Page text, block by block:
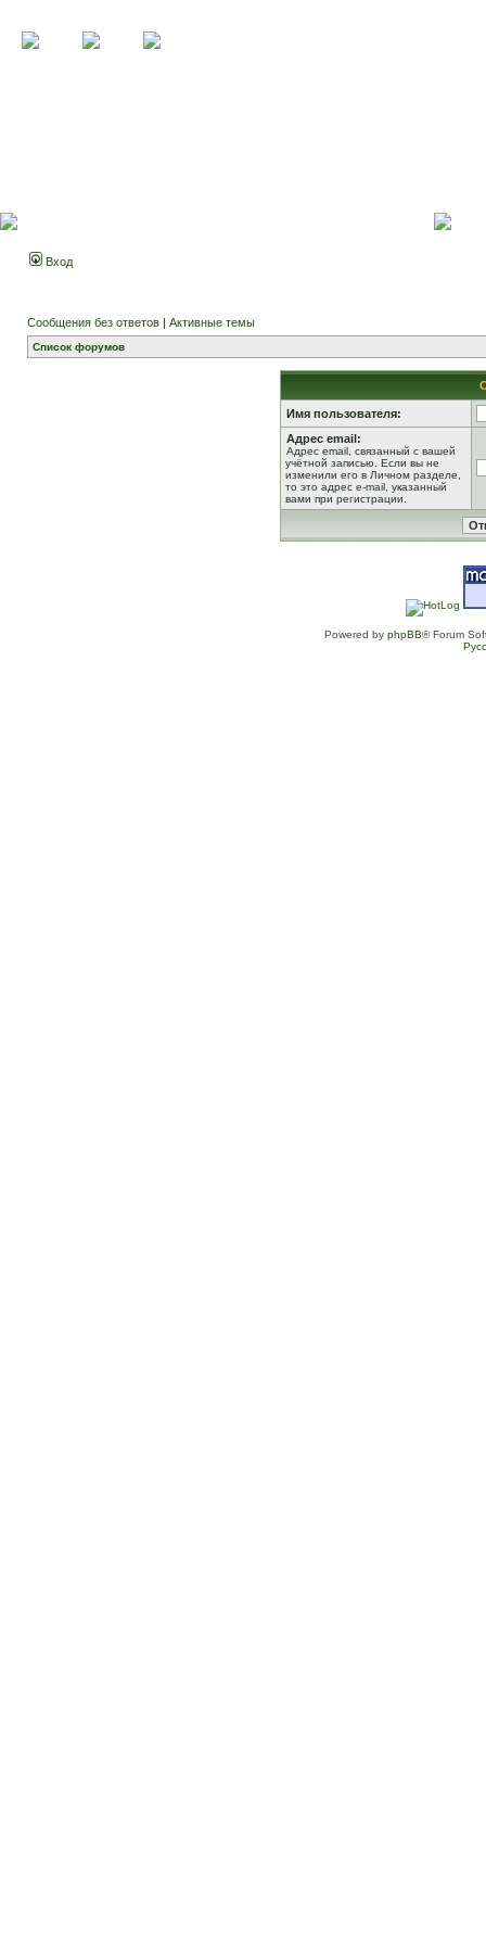
Вход
Сообщения без ответов | Активные темы
Список форумов
Имя пользователя:
Адрес email:
Адрес email, связанный с вашей
учётной записью. Если вы не
изменили его в Личном разделе,
то это адрес e-mail, указанный
вами при регистрации.
Powered by phpBB® Forum